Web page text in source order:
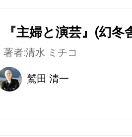
『主婦と演芸』(幻冬
著者:清水 ミチコ
鷲田 清一